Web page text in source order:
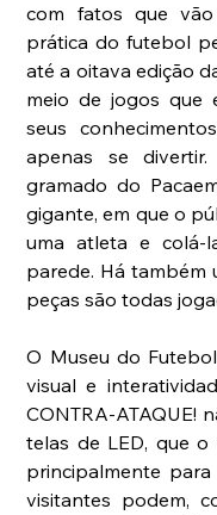
com fatos que
prática do futebol
até a oitava edição
meio de jogos que
seus
apenas se
gramado do
gigante, em que o
uma atleta e colá-
parede. Há também
peças são todas
O Museu do
visual e
CONTRA-ATAQUE!
telas de LED, que
principalmente para
visitantes podem,